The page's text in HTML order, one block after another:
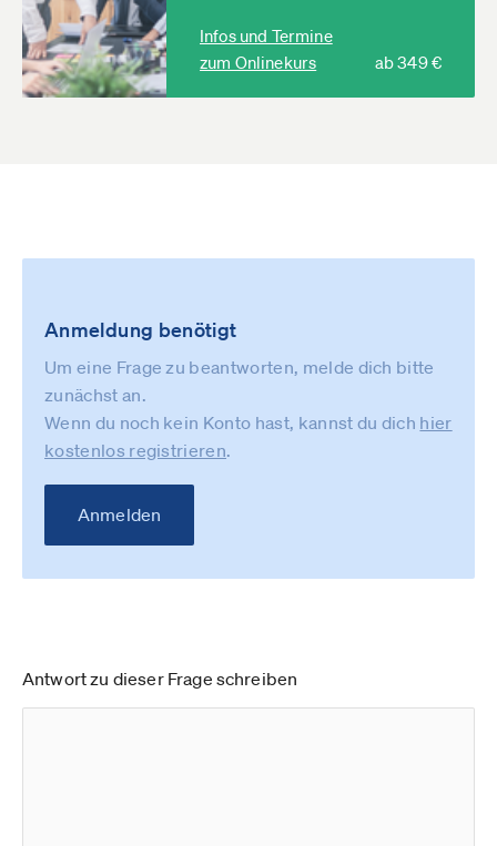
Infos und Termine
zum Onlinekurs
ab 349 €
Anmeldung benötigt
Um eine Frage zu beantworten, melde dich bitte
zunächst an.
Wenn du noch kein Konto hast, kannst du dich hier
kostenlos registrieren.
Anmelden
Antwort zu dieser Frage schreiben